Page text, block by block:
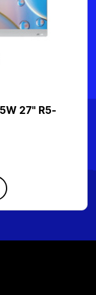
27" R5-